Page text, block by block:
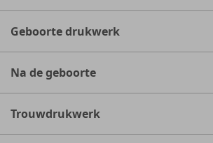
Geboorte drukwerk
Na de geboorte
Trouwdrukwerk